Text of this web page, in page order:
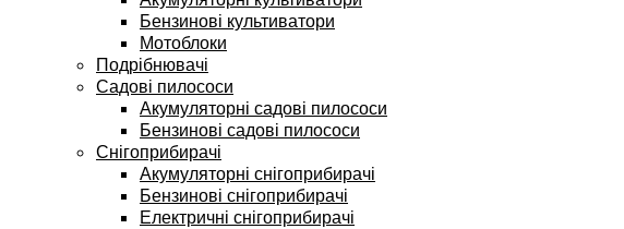
Бензинові культиватори
Мотоблоки
Подрібнювачі
Садові пилососи
Акумуляторні садові пилососи
Бензинові садові пилососи
Снігоприбирачі
Акумуляторні снігоприбирачі
Бензинові снігоприбирачі
Електричні снігоприбирачі